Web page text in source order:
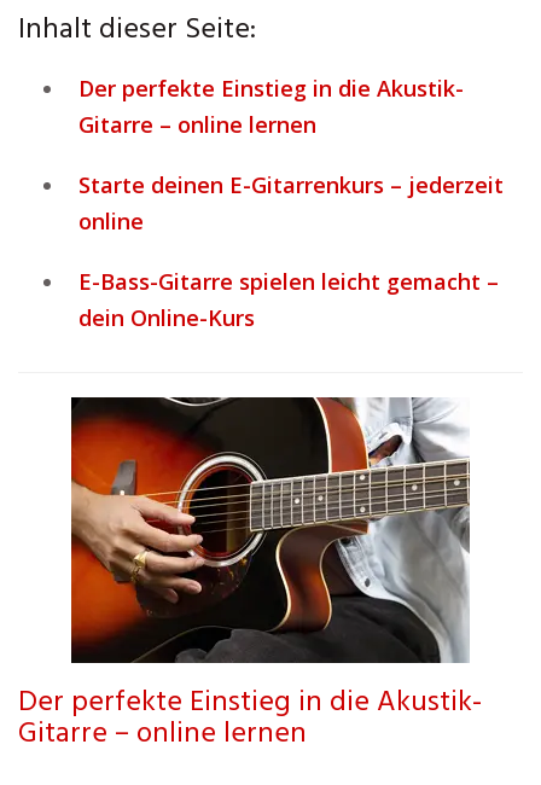
Inhalt dieser Seite:
Der perfekte Einstieg in die Akustik-
Gitarre – online lernen
Starte deinen E-Gitarrenkurs – jederzeit
online
E-Bass-Gitarre spielen leicht gemacht –
dein Online-Kurs
Der perfekte Einstieg in die Akustik-
Gitarre – online lernen